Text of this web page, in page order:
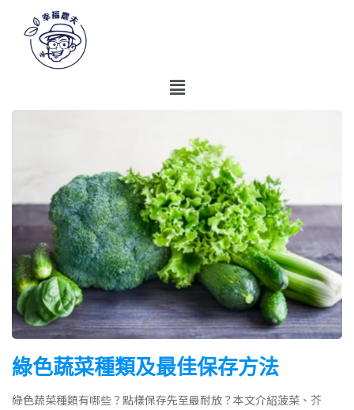
綠色蔬菜種類及最佳保存方法
綠色蔬菜種類有哪些？點樣保存先至最耐放？本文介紹菠菜、芥